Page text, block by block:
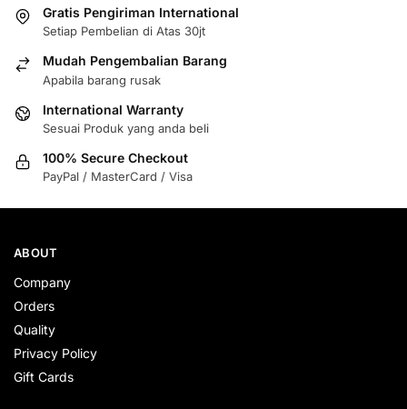
Gratis Pengiriman International
Setiap Pembelian di Atas 30jt
Mudah Pengembalian Barang
Apabila barang rusak
International Warranty
Sesuai Produk yang anda beli
100% Secure Checkout
PayPal / MasterCard / Visa
ABOUT
Company
Orders
Quality
Privacy Policy
Gift Cards